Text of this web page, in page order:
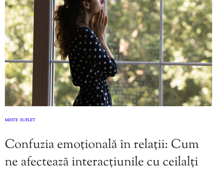
MINTE SUFLET
Confuzia emoțională în relații: Cum
ne afectează interacțiunile cu ceilalți